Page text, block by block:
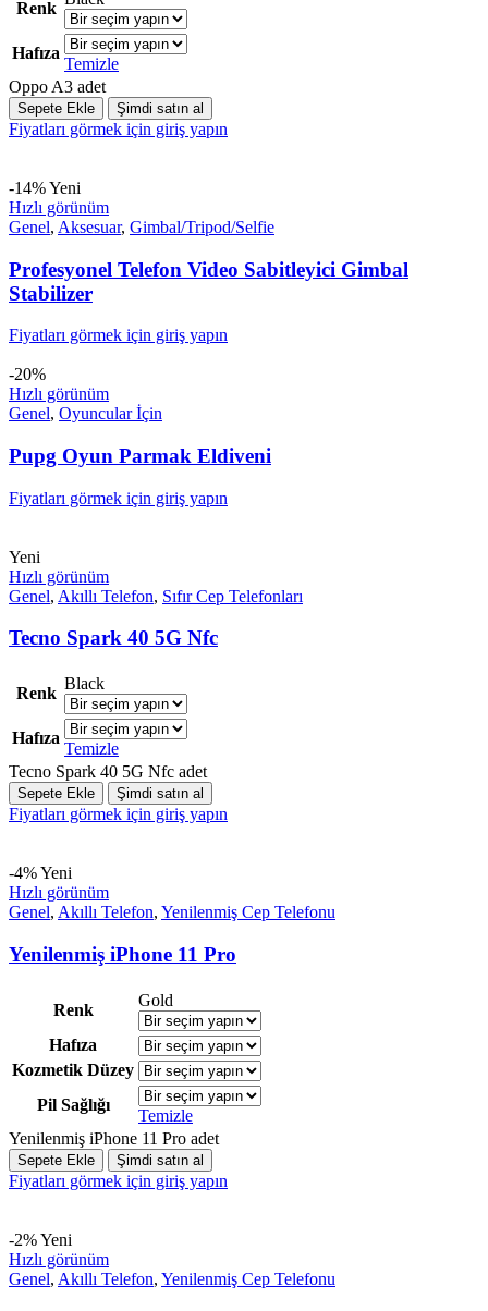
Renk
Hafıza
Temizle
Oppo A3 adet
Sepete Ekle Şimdi satın al
Fiyatları görmek için giriş yapın
-14%Yeni
Hızlı görünüm
Genel, Aksesuar, Gimbal/Tripod/Selfie
Profesyonel Telefon Video Sabitleyici Gimbal
Stabilizer
Fiyatları görmek için giriş yapın
-20%
Hızlı görünüm
Genel, Oyuncular İçin
Pupg Oyun Parmak Eldiveni
Fiyatları görmek için giriş yapın
Yeni
Hızlı görünüm
Genel, Akıllı Telefon, Sıfır Cep Telefonları
Tecno Spark 40 5G Nfc
Renk
Black
Hafıza
Temizle
Tecno Spark 40 5G Nfc adet
Sepete Ekle Şimdi satın al
Fiyatları görmek için giriş yapın
-4%Yeni
Hızlı görünüm
Genel, Akıllı Telefon, Yenilenmiş Cep Telefonu
Yenilenmiş iPhone 11 Pro
Renk
Gold
Hafıza
Kozmetik Düzey
Pil Sağlığı
Temizle
Yenilenmiş iPhone 11 Pro adet
Sepete Ekle Şimdi satın al
Fiyatları görmek için giriş yapın
-2%Yeni
Hızlı görünüm
Genel, Akıllı Telefon, Yenilenmiş Cep Telefonu